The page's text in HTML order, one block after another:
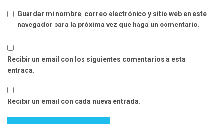
Guardar mi nombre, correo electrónico y sitio web en este
navegador para la próxima vez que haga un comentario.
Recibir un email con los siguientes comentarios a esta
entrada.
Recibir un email con cada nueva entrada.